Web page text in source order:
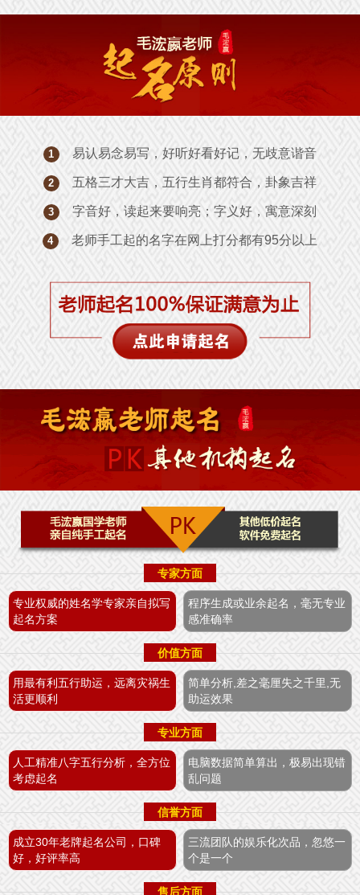
1 易认易念易写，好听好看好记，无歧意谐音
2 五格三才大吉，五行生肖都符合，卦象吉祥
3 字音好，读起来要响亮；字义好，寓意深刻
4 老师手工起的名字在网上打分都有95分以上
专家方面
专业权威的姓名学专家亲自拟写
起名方案
程序生成或业余起名，毫无专业
感准确率
价值方面
用最有利五行助运，远离灾祸生
活更顺利
简单分析,差之毫厘失之千里,无
助运效果
专业方面
人工精准八字五行分析，全方位
考虑起名
电脑数据简单算出，极易出现错
乱问题
信誉方面
成立30年老牌起名公司，口碑
好，好评率高
三流团队的娱乐化次品，忽悠一
个是一个
售后方面